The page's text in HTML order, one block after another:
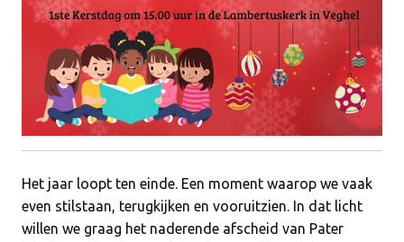
Het jaar loopt ten einde. Een moment waarop we vaak
even stilstaan, terugkijken en vooruitzien. In dat licht
willen we graag het naderende afscheid van Pater